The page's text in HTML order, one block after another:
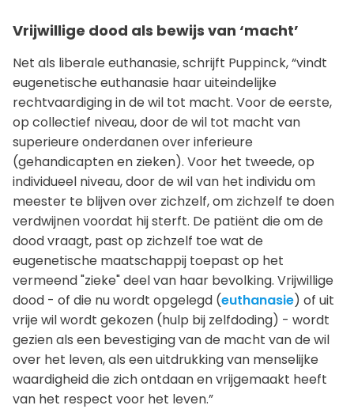
Vrijwillige dood als bewijs van ‘macht’
Net als liberale euthanasie, schrijft Puppinck, “vindt
eugenetische euthanasie haar uiteindelijke
rechtvaardiging in de wil tot macht. Voor de eerste,
op collectief niveau, door de wil tot macht van
superieure onderdanen over inferieure
(gehandicapten en zieken). Voor het tweede, op
individueel niveau, door de wil van het individu om
meester te blijven over zichzelf, om zichzelf te doen
verdwijnen voordat hij sterft. De patiënt die om de
dood vraagt, past op zichzelf toe wat de
eugenetische maatschappij toepast op het
vermeend "zieke" deel van haar bevolking. Vrijwillige
dood - of die nu wordt opgelegd (euthanasie) of uit
vrije wil wordt gekozen (hulp bij zelfdoding) - wordt
gezien als een bevestiging van de macht van de wil
over het leven, als een uitdrukking van menselijke
waardigheid die zich ontdaan en vrijgemaakt heeft
van het respect voor het leven.”